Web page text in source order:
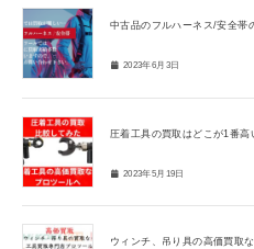
中古品のフルハーネス/安全帯
2023年6月3日
圧着工具の買取はどこが1番高
2023年5月19日
ウィンチ、吊り具の高価買取